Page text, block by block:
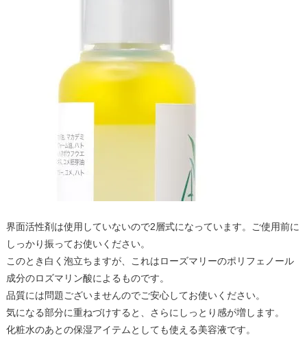
界面活性剤は使用していないので2層式になっています。ご使用前に
しっかり振ってお使いください。
このとき白く泡立ちますが、これはローズマリーのポリフェノール
成分のロズマリン酸によるものです。
品質には問題ございませんのでご安心してお使いください。
気になる部分に重ねづけすると、さらにしっとり感が増します。
化粧水のあとの保湿アイテムとしても使える美容液です。